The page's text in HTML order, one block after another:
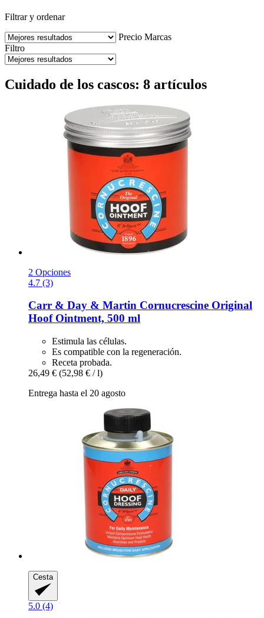
Filtrar y ordenar
Precio Marcas
Filtro
Cuidado de los cascos: 8 artículos
2 Opciones
4.7 (3)
Carr & Day & Martin Cornucrescine Original
Hoof Ointment, 500 ml
Estimula las células.
Es compatible con la regeneración.
Receta probada.
26,49 € (52,98 € / l)
Entrega hasta el 20 agosto
Cesta
5.0 (4)